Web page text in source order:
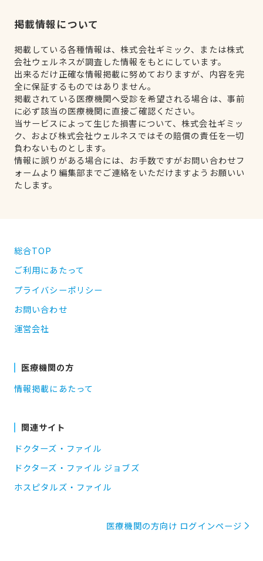
掲載情報について
掲載している各種情報は、株式会社ギミック、または株式
会社ウェルネスが調査した情報をもとにしています。
出来るだけ正確な情報掲載に努めておりますが、内容を完
全に保証するものではありません。
掲載されている医療機関へ受診を希望される場合は、事前
に必ず該当の医療機関に直接ご確認ください。
当サービスによって生じた損害について、株式会社ギミッ
ク、および株式会社ウェルネスではその賠償の責任を一切
負わないものとします。
情報に誤りがある場合には、お手数ですがお問い合わせフ
ォームより編集部までご連絡をいただけますようお願いい
たします。
総合TOP
ご利用にあたって
プライバシーポリシー
お問い合わせ
運営会社
医療機関の方
情報掲載にあたって
関連サイト
ドクターズ・ファイル
ドクターズ・ファイル ジョブズ
ホスピタルズ・ファイル
医療機関の方向け ログインページ